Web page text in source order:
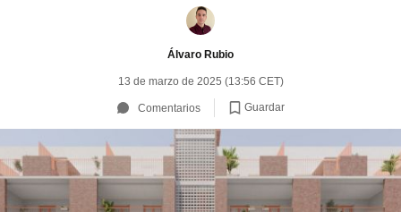
Álvaro Rubio
13 de marzo de 2025 (13:56 CET)
Comentarios Guardar